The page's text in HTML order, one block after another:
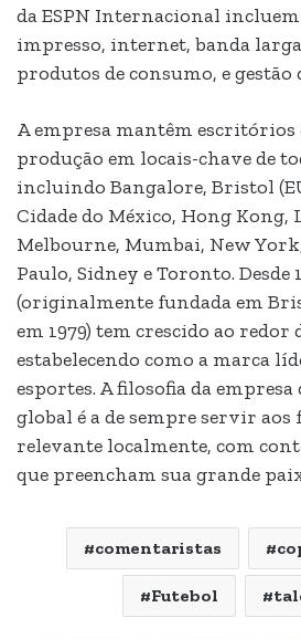
da ESPN Internacional
impresso, internet, banda
produtos de consumo, e gestão
A empresa mantêm escritórios
produção em locais-chave de
incluindo Bangalore, Bristol
Cidade do México, Hong Kong,
Melbourne, Mumbai, New
Paulo, Sidney e Toronto. Desde
(originalmente fundada em
em 1979) tem crescido ao redor
estabelecendo como a marca
esportes. A filosofia da
global é a de sempre servir aos
relevante localmente, com
que preencham sua grande
comentaristas
Futebol